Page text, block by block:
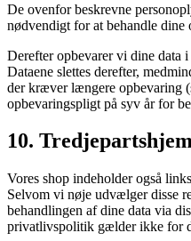
De ovenfor beskrevne
nødvendigt for at behandle dine
Derefter opbevarer vi dine data
Dataene slettes derefter,
der kræver længere opbevaring
opbevaringspligt på syv år for
10.
Vores shop indeholder også
Selvom vi nøje udvælger disse
behandlingen af dine data via
privatlivspolitik gælder ikke for